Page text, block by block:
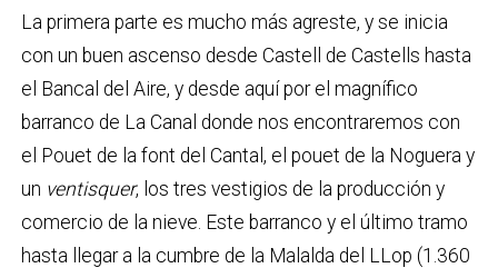
La primera parte es mucho más agreste, y se inicia
con un buen ascenso desde Castell de Castells hasta
el Bancal del Aire, y desde aquí por el magnífico
barranco de La Canal donde nos encontraremos con
el Pouet de la font del Cantal, el pouet de la Noguera y
un ventisquer, los tres vestigios de la producción y
comercio de la nieve. Este barranco y el último tramo
hasta llegar a la cumbre de la Malalda del LLop (1.360